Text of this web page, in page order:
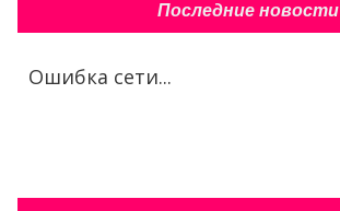
Последние новости
Ошибка сети...